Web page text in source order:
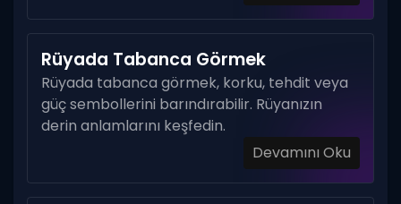
Rüyada Tabanca Görmek
Rüyada tabanca görmek, korku, tehdit veya
güç sembollerini barındırabilir. Rüyanızın
derin anlamlarını keşfedin.
Devamını Oku